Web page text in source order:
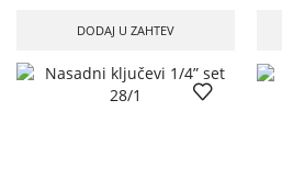
DODAJ U ZAHTEV